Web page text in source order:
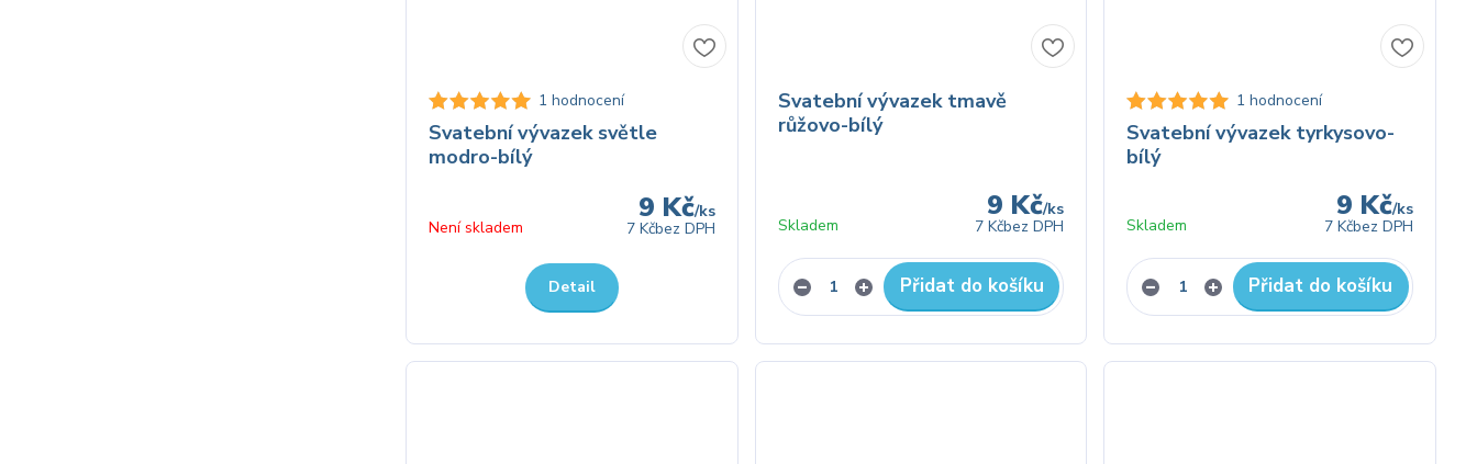
1 hodnocení
Svatební vývazek světle
modro-bílý
9 Kč/ks
7 Kčbez DPH
Není skladem
Detail
Svatební vývazek tmavě
růžovo-bílý
9 Kč/ks
7 Kčbez DPH
Skladem
Přidat do košíku
1 hodnocení
Svatební vývazek tyrkysovo-
bílý
9 Kč/ks
7 Kčbez DPH
Skladem
Přidat do košíku